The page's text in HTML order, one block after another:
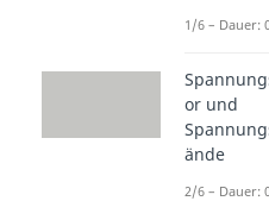
du die
1/6 – Dauer:
or und
ände
2/6 – Dauer: